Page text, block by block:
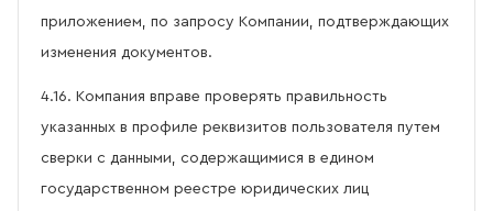
приложением, по запросу Компании, подтверждающих
изменения документов.
4.16. Компания вправе проверять правильность
указанных в профиле реквизитов пользователя путем
сверки с данными, содержащимися в едином
государственном реестре юридических лиц